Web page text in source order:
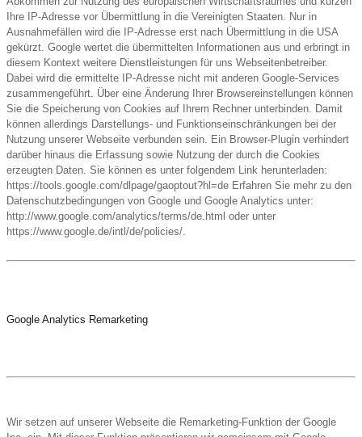
Ihre IP-Adresse vor Übermittlung in die Vereinigten Staaten. Nur in
Ausnahmefällen wird die IP-Adresse erst nach Übermittlung in die USA
gekürzt. Google wertet die übermittelten Informationen aus und erbringt in
diesem Kontext weitere Dienstleistungen für uns Webseitenbetreiber.
Dabei wird die ermittelte IP-Adresse nicht mit anderen Google-Services
zusammengeführt. Über eine Änderung Ihrer Browsereinstellungen können
Sie die Speicherung von Cookies auf Ihrem Rechner unterbinden. Damit
können allerdings Darstellungs- und Funktionseinschränkungen bei der
Nutzung unserer Webseite verbunden sein. Ein Browser-Plugin verhindert
darüber hinaus die Erfassung sowie Nutzung der durch die Cookies
erzeugten Daten. Sie können es unter folgendem Link herunterladen:
https://tools.google.com/dlpage/gaoptout?hl=de Erfahren Sie mehr zu den
Datenschutzbedingungen von Google und Google Analytics unter:
http://www.google.com/analytics/terms/de.html oder unter
https://www.google.de/intl/de/policies/.
Google Analytics Remarketing
Wir setzen auf unserer Webseite die Remarketing-Funktion der Google